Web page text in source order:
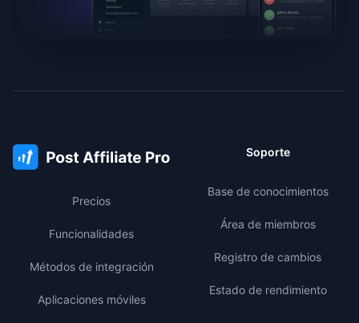
Precios
Funcionalidades
Métodos de integración
Aplicaciones móviles
Soporte
Base de conocimientos
Área de miembros
Registro de cambios
Estado de rendimiento